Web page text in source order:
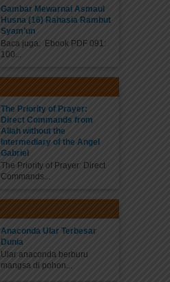
Gambar Mewarnai Asmaul
Husna (16) Rahasia Rambut
Syam’un
Baca juga: Ebook PDF 091:
100...
The Priority of Prayer:
Direct Commands from
Allah without the
Intermediary of the Angel
Gabriel
The Priority of Prayer: Direct
Commands...
Anaconda Ular Terbesar
Dunia
Ular anaconda berburu
mangsa di pohon...